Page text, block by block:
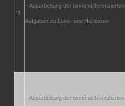
3
– Ausarbeitung der binnendifferenzierten
Aufgaben zu Lese- und Hörtexten
– Ausarbeitung der binnendifferenzierten